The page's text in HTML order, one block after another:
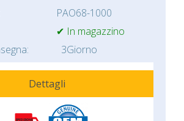
PAO68-1000
✔ In magazzino
3Giorno
Dettagli